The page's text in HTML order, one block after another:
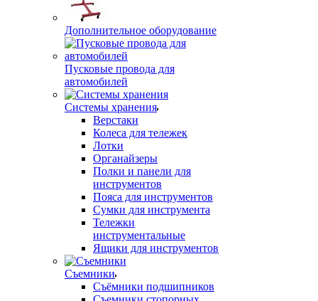
Дополнительное оборудование
Пусковые провода для
автомобилей
Системы хранения
Верстаки
Колеса для тележек
Лотки
Органайзеры
Полки и панели для
инструментов
Пояса для инструментов
Сумки для инструмента
Тележки
инструментальные
Ящики для инструментов
Съемники
Съёмники подшипников